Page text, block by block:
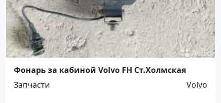
Фонарь за кабиной Volvo FH Ст.Холмская
Запчасти
Volvo